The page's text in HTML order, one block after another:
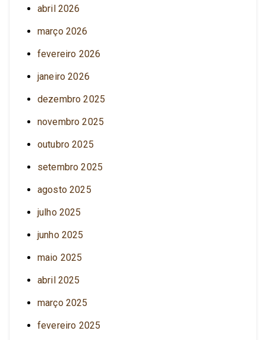
abril 2026
março 2026
fevereiro 2026
janeiro 2026
dezembro 2025
novembro 2025
outubro 2025
setembro 2025
agosto 2025
julho 2025
junho 2025
maio 2025
abril 2025
março 2025
fevereiro 2025